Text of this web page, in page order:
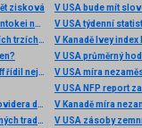
zisková
Léto v plném proudu, trhy také: Top 3 obchody traderů Fintokei na indexech a zlatě
Chamtivost a strach: Největší cenové pohyby na finančních trzích (červenec 2026)
Stvořil elitní klub, kde Ameriku obral o 65 miliard. Madoff řídil největší Ponzi dějin
Historická data, kde je získat, jak připojit svého data providera do MultiCharts a proč je budeme potřebovat? (4. díl)
Jak obchodují profíci: Fibonacci trading - systém úspěšných traderů
V USA bude mít
V USA týdenní
V Kanadě Ivey index
V USA průměrný
V USA míra
V USA NFP report
V Kanadě míra
V USA zásoby